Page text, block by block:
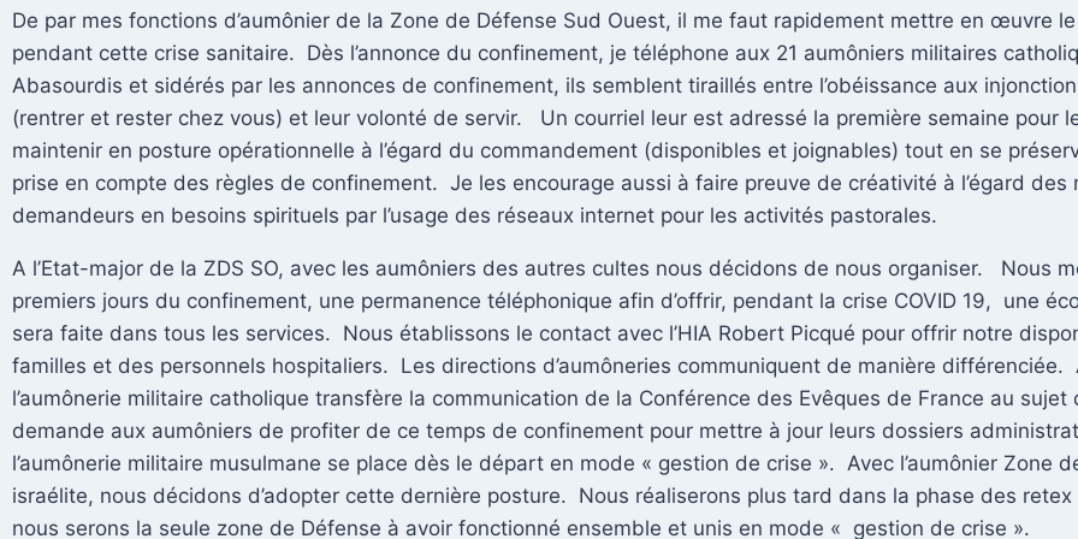
De par mes fonctions d’aumônier de la Zone de Défense Sud Ouest, il me faut rapidement mettre en œuvre
pendant cette crise sanitaire. Dès l’annonce du confinement, je téléphone aux 21 aumôniers militaires
Abasourdis et sidérés par les annonces de confinement, ils semblent tiraillés entre l’obéissance aux
(rentrer et rester chez vous) et leur volonté de servir. Un courriel leur est adressé la première semaine pour
maintenir en posture opérationnelle à l’égard du commandement (disponibles et joignables) tout en se
prise en compte des règles de confinement. Je les encourage aussi à faire preuve de créativité à l’égard
demandeurs en besoins spirituels par l’usage des réseaux internet pour les activités pastorales.
A l’Etat-major de la ZDS SO, avec les aumôniers des autres cultes nous décidons de nous organiser. Nous
premiers jours du confinement, une permanence téléphonique afin d’offrir, pendant la crise COVID 19, une
sera faite dans tous les services. Nous établissons le contact avec l’HIA Robert Picqué pour offrir notre
familles et des personnels hospitaliers. Les directions d’aumôneries communiquent de manière
l’aumônerie militaire catholique transfère la communication de la Conférence des Evêques de France au sujet
demande aux aumôniers de profiter de ce temps de confinement pour mettre à jour leurs dossiers
l’aumônerie militaire musulmane se place dès le départ en mode « gestion de crise ». Avec l’aumônier Zone
israélite, nous décidons d’adopter cette dernière posture. Nous réaliserons plus tard dans la phase des retex
nous serons la seule zone de Défense à avoir fonctionné ensemble et unis en mode « gestion de crise ».